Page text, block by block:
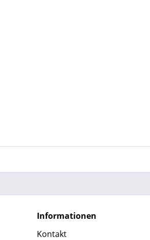
Informationen
Kontakt